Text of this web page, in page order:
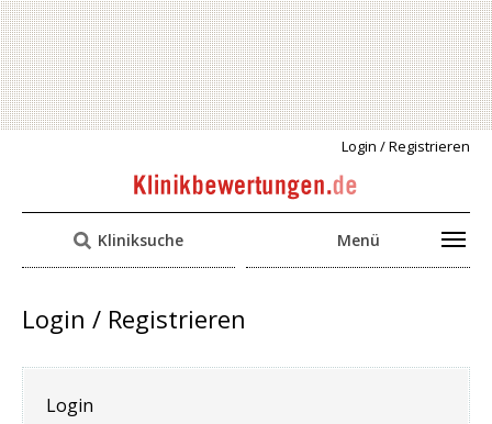
Login / Registrieren
Kliniksuche Menü
Login / Registrieren
Login